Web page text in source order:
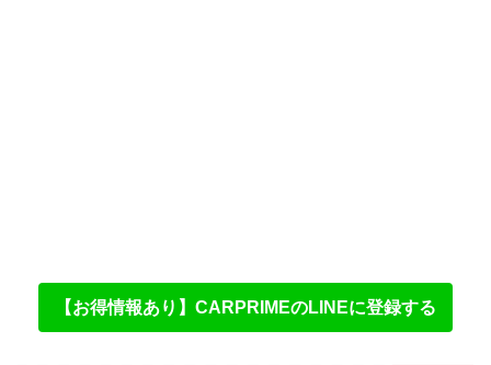
【お得情報あり】CARPRIMEのLINEに登録する